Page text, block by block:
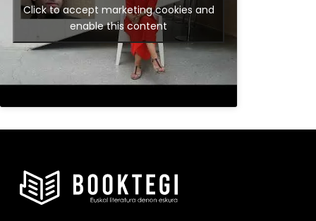
Click to accept marketing cookies and
enable this content